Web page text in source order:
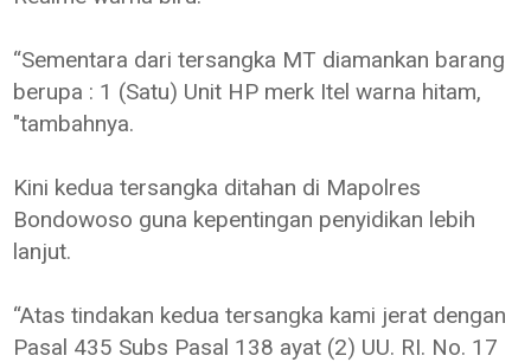
“Sementara dari tersangka MT diamankan barang
berupa : 1 (Satu) Unit HP merk Itel warna hitam,
"tambahnya.
Kini kedua tersangka ditahan di Mapolres
Bondowoso guna kepentingan penyidikan lebih
lanjut.
“Atas tindakan kedua tersangka kami jerat dengan
Pasal 435 Subs Pasal 138 ayat (2) UU. RI. No. 17